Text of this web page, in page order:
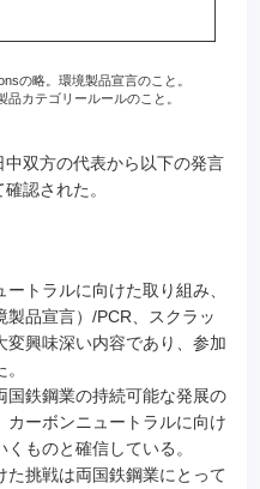
の略。環境製品宣言のこと。
カテゴリールールのこと。
双方の代表から以下の発言
認された。
トラルに向けた取り組み、
品宣言）/PCR、スクラッ
変興味深い内容であり、参加
国鉄鋼業の持続可能な発展の
カーボンニュートラルに向け
ものと確信している。
た挑戦は両国鉄鋼業にとって